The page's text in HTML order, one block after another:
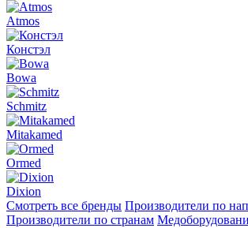
Atmos
Констэл
Bowa
Schmitz
Mitakamed
Ormed
Dixion
Смотреть все бренды Производители по
Производители по странам